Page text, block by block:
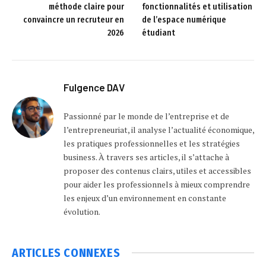
méthode claire pour
convaincre un recruteur en
2026
fonctionnalités et utilisation
de l’espace numérique
étudiant
Fulgence DAV
Passionné par le monde de l’entreprise et de
l’entrepreneuriat, il analyse l’actualité économique,
les pratiques professionnelles et les stratégies
business. À travers ses articles, il s’attache à
proposer des contenus clairs, utiles et accessibles
pour aider les professionnels à mieux comprendre
les enjeux d’un environnement en constante
évolution.
ARTICLES CONNEXES